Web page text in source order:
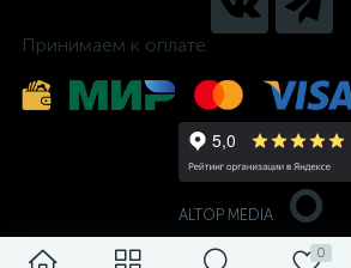
0
Принимаем к оплате:
ALTOP MEDIA